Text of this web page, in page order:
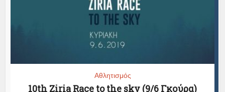
Αθλητισμός
10th Ziria Race to the sky (9/6 Γκούρα)